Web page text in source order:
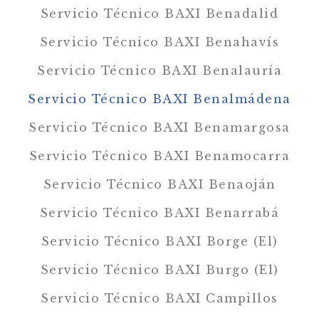
Servicio Técnico BAXI Benadalid
Servicio Técnico BAXI Benahavís
Servicio Técnico BAXI Benalauría
Servicio Técnico BAXI Benalmádena
Servicio Técnico BAXI Benamargosa
Servicio Técnico BAXI Benamocarra
Servicio Técnico BAXI Benaoján
Servicio Técnico BAXI Benarrabá
Servicio Técnico BAXI Borge (El)
Servicio Técnico BAXI Burgo (El)
Servicio Técnico BAXI Campillos